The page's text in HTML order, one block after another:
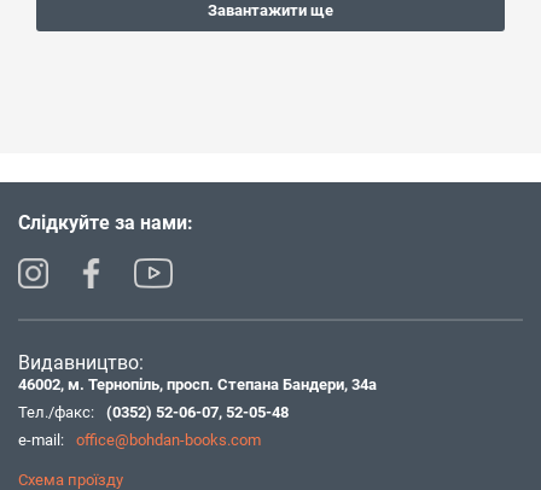
Завантажити ще
Слідкуйте за нами:
Видавництво:
46002, м. Тернопіль, просп. Степана Бандери, 34а
Тел./факс:
(0352) 52-06-07, 52-05-48
e-mail:
office@bohdan-books.com
Схема проїзду